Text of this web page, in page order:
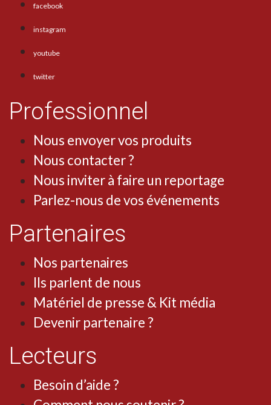
facebook
instagram
youtube
twitter
Professionnel
Nous envoyer vos produits
Nous contacter ?
Nous inviter à faire un reportage
Parlez-nous de vos événements
Partenaires
Nos partenaires
Ils parlent de nous
Matériel de presse & Kit média
Devenir partenaire ?
Lecteurs
Besoin d’aide ?